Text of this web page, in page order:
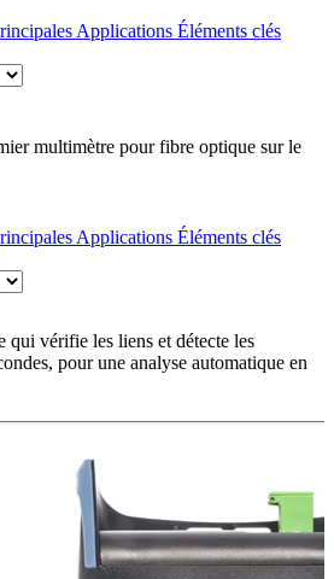
Applications Éléments clés
multimètre pour fibre optique sur le
Applications Éléments clés
qui vérifie les liens et détecte les
pour une analyse automatique en